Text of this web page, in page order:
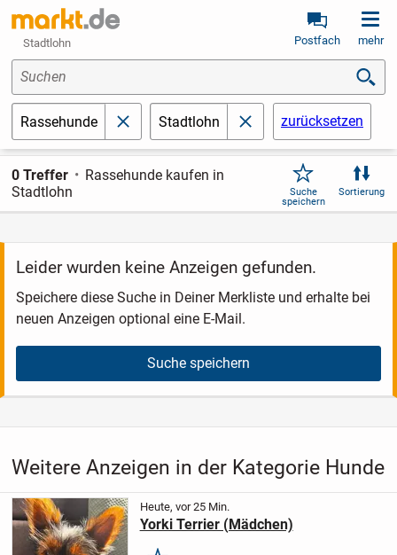
Stadtlohn Postfach mehr
Suchen
Rassehunde schließenStadtlohn schließenzurücksetzen
0 Treffer
Rassehunde kaufen in
Stadtlohn
Suche
speichern
Sortierung
Leider wurden keine Anzeigen gefunden.
Speichere diese Suche in Deiner Merkliste und erhalte bei
neuen Anzeigen optional eine E-Mail.
Suche speichern
Weitere Anzeigen in der Kategorie Hunde
Heute, vor 25 Min.
Yorki Terrier (Mädchen)